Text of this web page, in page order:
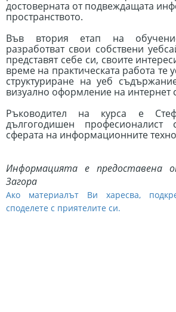
достоверната от подвеждащата
пространството.
Във втория етап на
разработват свои собствени
представят себе си, своите
време на практическата работа те
структуриране на уеб
визуално оформление на интернет
Ръководител на курса е
дългогодишен
сферата на информационните
Информацията е
Загора
Ако материалът Ви харесва,
споделете с приятелите си.